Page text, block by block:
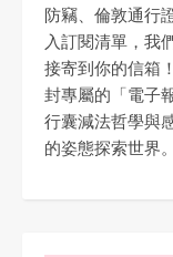
防竊、倫敦通行
入訂閱清單，我
接寄到你的信箱
封專屬的「電子
行囊減法哲學與
的姿態探索世界。